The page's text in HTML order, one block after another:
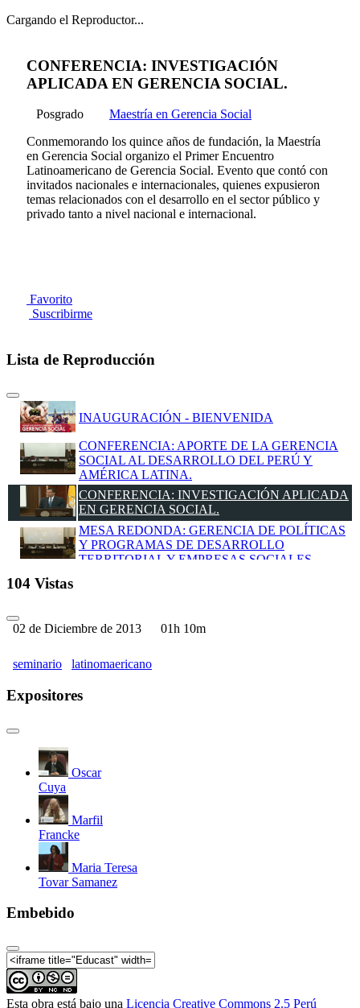
Cargando el Reproductor...
CONFERENCIA: INVESTIGACIÓN
APLICADA EN GERENCIA SOCIAL.
Posgrado
Maestría en Gerencia Social
Conmemorando los quince años de fundación, la Maestría
en Gerencia Social organizo el Primer Encuentro
Latinoamericano de Gerencia Social. Evento que contó con
invitados nacionales e internacionales, quienes expusieron
temas relacionados con el desarrollo en el sector público y
privado tanto a nivel nacional e internacional.
Favorito
Suscribirme
Lista de Reproducción
INAUGURACIÓN - BIENVENIDA
CONFERENCIA: APORTE DE LA GERENCIA
SOCIAL AL DESARROLLO DEL PERÚ Y
AMÉRICA LATINA.
CONFERENCIA: INVESTIGACIÓN APLICADA
EN GERENCIA SOCIAL.
MESA REDONDA: GERENCIA DE POLÍTICAS
Y PROGRAMAS DE DESARROLLO
TERRITORIAL Y EMPRESAS SOCIALES
104 Vistas
02 de Diciembre de 2013 01h 10m
seminario latinomaericano
Expositores
Oscar
Cuya
Marfil
Francke
Maria Teresa
Tovar Samanez
Embebido
Esta obra está bajo una Licencia Creative Commons 2.5 Perú